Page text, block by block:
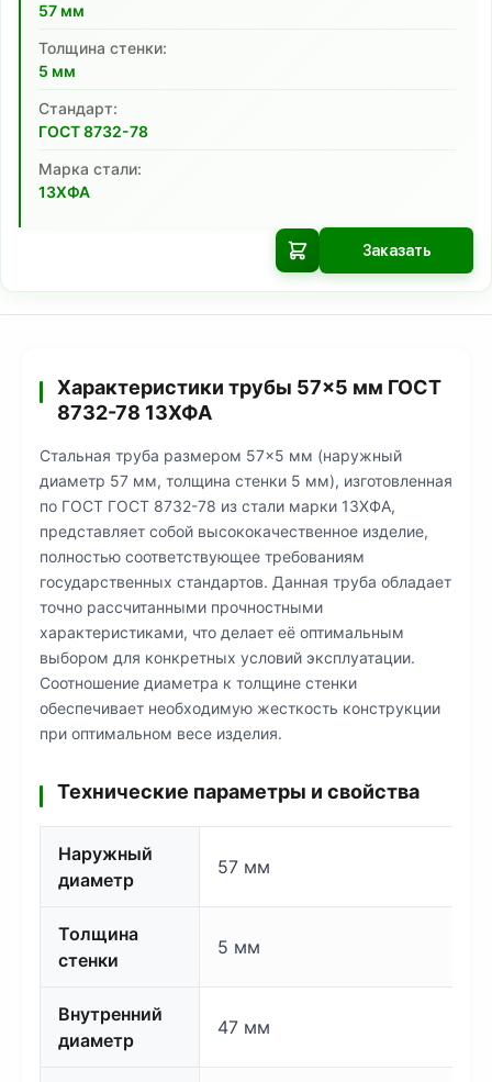
57 мм
Толщина стенки:
5 мм
Cтандарт:
ГОСТ 8732-78
Марка стали:
13ХФА
Заказать
Характеристики трубы 57×5 мм ГОСТ
8732-78 13ХФА
Стальная труба размером 57×5 мм (наружный
диаметр 57 мм, толщина стенки 5 мм), изготовленная
по ГОСТ ГОСТ 8732-78 из стали марки 13ХФА,
представляет собой высококачественное изделие,
полностью соответствующее требованиям
государственных стандартов. Данная труба обладает
точно рассчитанными прочностными
характеристиками, что делает её оптимальным
выбором для конкретных условий эксплуатации.
Соотношение диаметра к толщине стенки
обеспечивает необходимую жесткость конструкции
при оптимальном весе изделия.
Технические параметры и свойства
Наружный
диаметр
57 мм
Толщина
стенки
5 мм
Внутренний
диаметр
47 мм